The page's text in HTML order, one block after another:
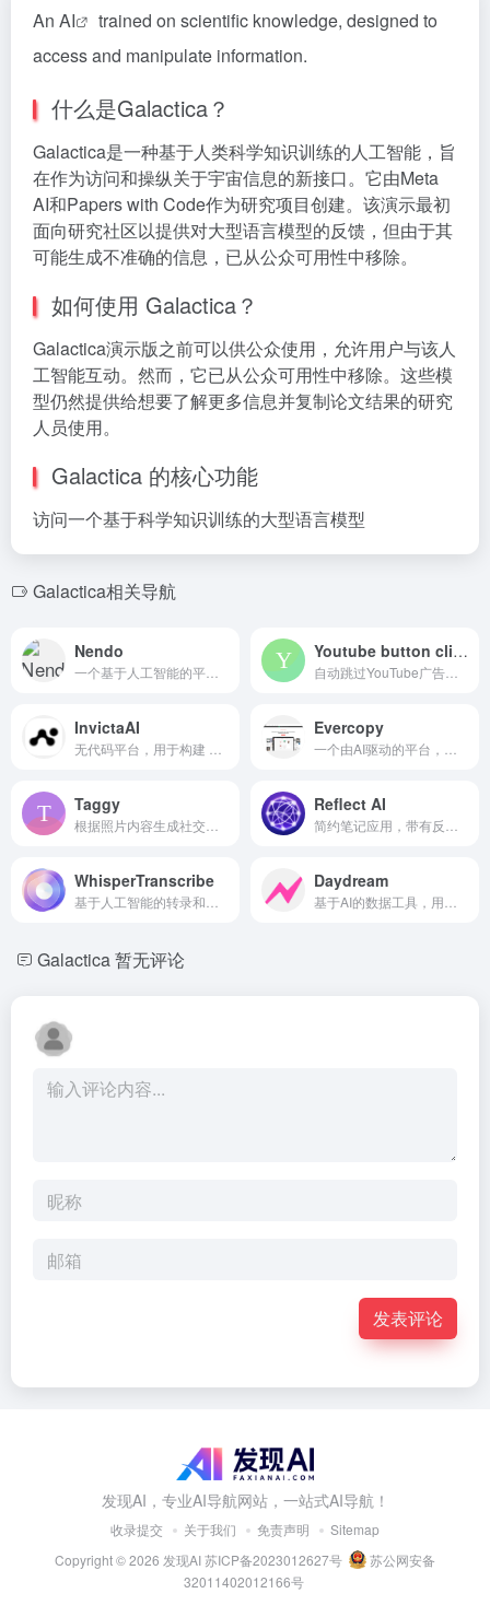
An AI
trained on scientific knowledge, designed to
access and manipulate information.
什么是Galactica？
Galactica是一种基于人类科学知识训练的人工智能，旨
在作为访问和操纵关于宇宙信息的新接口。它由Meta
AI和Papers with Code作为研究项目创建。该演示最初
面向研究社区以提供对大型语言模型的反馈，但由于其
可能生成不准确的信息，已从公众可用性中移除。
如何使用 Galactica？
Galactica演示版之前可以供公众使用，允许用户与该人
工智能互动。然而，它已从公众可用性中移除。这些模
型仍然提供给想要了解更多信息并复制论文结果的研究
人员使用。
Galactica 的核心功能
访问一个基于科学知识训练的大型语言模型
Galactica相关导航
Nendo Youtube button clicker
InvictaAI Evercopy
Taggy Reflect AI
WhisperTranscribe Daydream
Galactica暂无评论
发表评论
发现AI，专业AI导航网站，一站式AI导航！
收录提交 关于我们 免责声明
Sitemap
Copyright © 2026 发现AI苏ICP备2023012627号
苏公网安备
32011402012166号